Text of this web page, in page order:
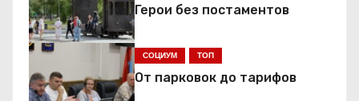
я
п
о
Герои без постаментов
СОЦИУМ ТОП
От парковок до тарифов